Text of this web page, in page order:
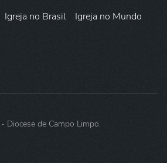
Igreja no Brasil
Igreja no Mundo
Diocese de Campo Limpo.